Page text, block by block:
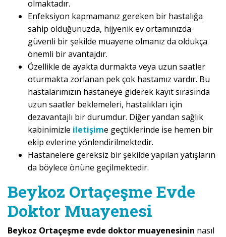
olmaktadır.
Enfeksiyon kapmamanız gereken bir hastalığa
sahip olduğunuzda, hijyenik ev ortamınızda
güvenli bir şekilde muayene olmanız da oldukça
önemli bir avantajdır.
Özellikle de ayakta durmakta veya uzun saatler
oturmakta zorlanan pek çok hastamız vardır. Bu
hastalarımızın hastaneye giderek kayıt sırasında
uzun saatler beklemeleri, hastalıkları için
dezavantajlı bir durumdur. Diğer yandan sağlık
kabinimizle iletişime geçtiklerinde ise hemen bir
ekip evlerine yönlendirilmektedir.
Hastanelere gereksiz bir şekilde yapılan yatışların
da böylece önüne geçilmektedir.
Beykoz Ortaçeşme Evde
Doktor Muayenesi
Beykoz Ortaçeşme evde doktor muayenesinin nasıl